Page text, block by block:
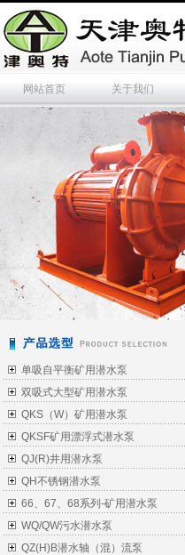
网站首页 关于我们
单吸自平衡矿用潜水泵
双吸式大型矿用潜水泵
QKS（W）矿用潜水泵
QKSF矿用漂浮式潜水泵
QJ(R)井用潜水泵
QH不锈钢潜水泵
66、67、68系列-矿用潜水泵
WQ/QW污水潜水泵
QZ(H)B潜水轴（混）流泵